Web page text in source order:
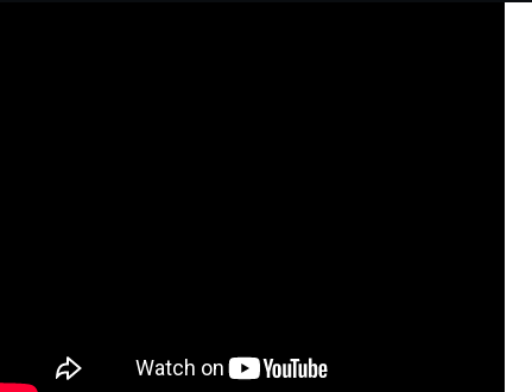
Copyright © 2023 Yangon Media Group Co., Ltd. All
rights reserved.